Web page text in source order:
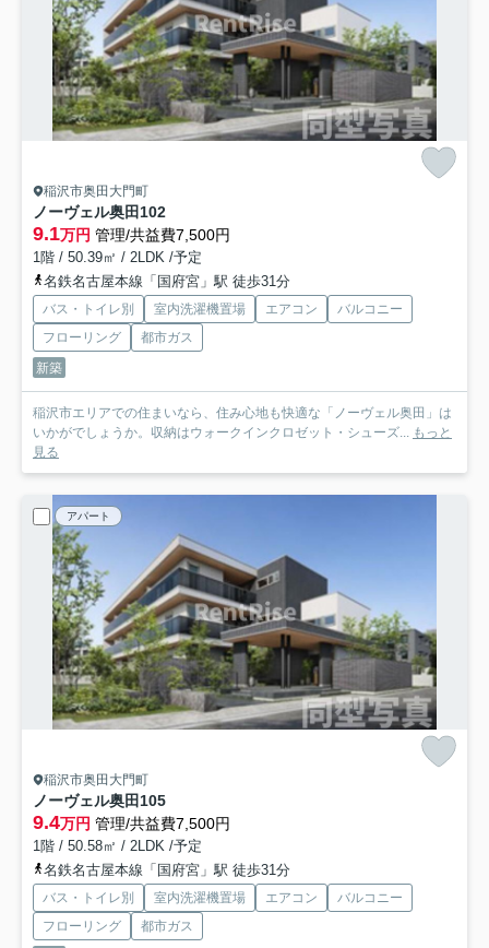
稲沢市奥田大門町
ノーヴェル奥田102
9.1万円 管理/共益費7,500円
1階 / 50.39㎡ / 2LDK /予定
名鉄名古屋本線「国府宮」駅 徒歩31分
バス・トイレ別 室内洗濯機置場 エアコン
バルコニー
フローリング
都市ガス
新築
稲沢市エリアでの住まいなら、住み心地も快適な「ノーヴェル奥田」は
いかがでしょうか。収納はウォークインクロゼット・シューズ... もっと
見る
アパート
稲沢市奥田大門町
ノーヴェル奥田105
9.4万円 管理/共益費7,500円
1階 / 50.58㎡ / 2LDK /予定
名鉄名古屋本線「国府宮」駅 徒歩31分
バス・トイレ別 室内洗濯機置場 エアコン
バルコニー
フローリング
都市ガス